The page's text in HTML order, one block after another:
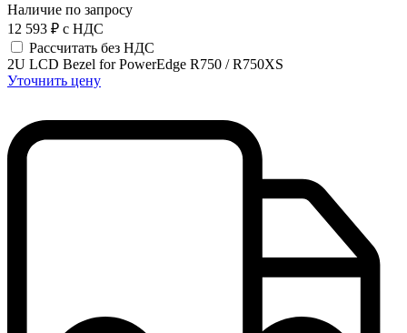
Наличие по запросу
12 593 ₽ с НДС
Рассчитать без НДС
2U LCD Bezel for PowerEdge R750 / R750XS
Уточнить цену